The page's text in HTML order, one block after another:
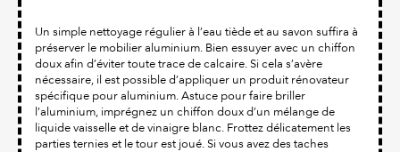
Un simple nettoyage régulier à l’eau tiède et au savon suffira à
préserver le mobilier aluminium. Bien essuyer avec un chiffon
doux afin d’éviter toute trace de calcaire. Si cela s’avère
nécessaire, il est possible d’appliquer un produit rénovateur
spécifique pour aluminium. Astuce pour faire briller
l’aluminium, imprégnez un chiffon doux d’un mélange de
liquide vaisselle et de vinaigre blanc. Frottez délicatement les
parties ternies et le tour est joué. Si vous avez des taches